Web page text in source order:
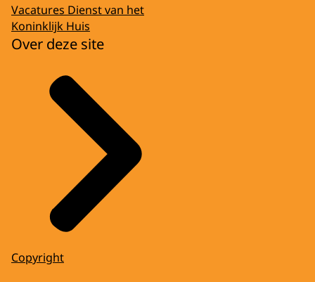
Vacatures Dienst van het
Koninklijk Huis
Over deze site
Copyright